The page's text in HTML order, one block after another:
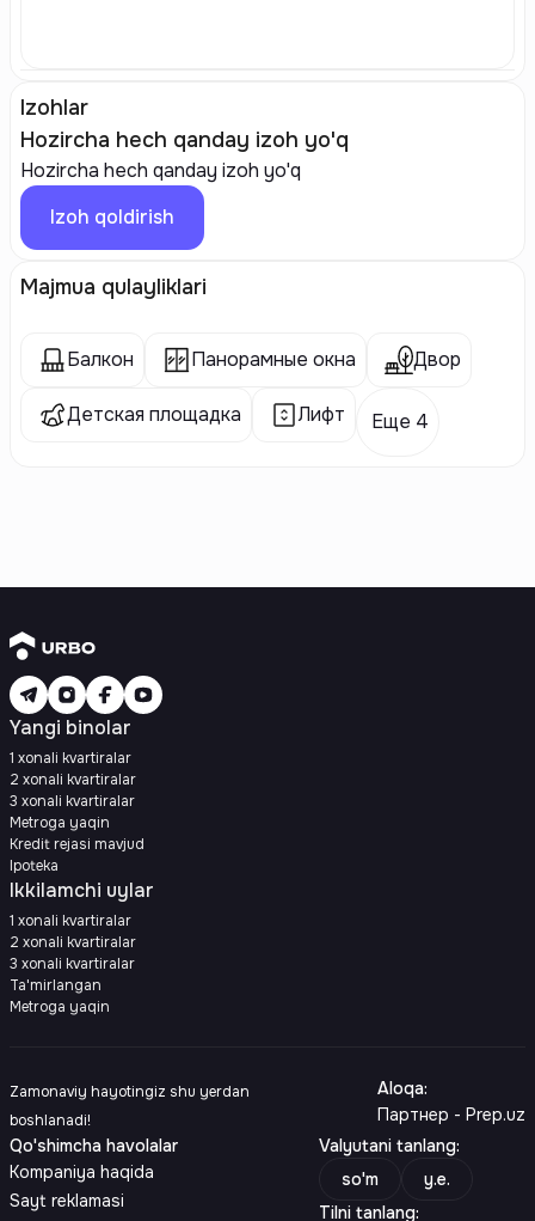
Izohlar
Hozircha hech qanday izoh yo'q
Hozircha hech qanday izoh yo'q
Izoh qoldirish
Majmua qulayliklari
Балкон Панорамные окна Двор
Детская площадка Лифт Еще 4
Yangi binolar
1 xonali kvartiralar
2 xonali kvartiralar
3 xonali kvartiralar
Metroga yaqin
Kredit rejasi mavjud
Ipoteka
Ikkilamchi uylar
1 xonali kvartiralar
2 xonali kvartiralar
3 xonali kvartiralar
Ta'mirlangan
Metroga yaqin
Zamonaviy hayotingiz shu yerdan
boshlanadi!
Aloqa:
Партнер - Prep.uz
Qo'shimcha havolalar
Kompaniya haqida
Sayt reklamasi
Valyutani tanlang:
so'm
y.e.
Tilni tanlang: